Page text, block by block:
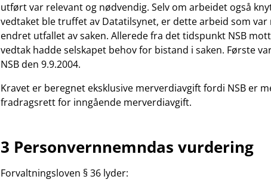
utført var relevant og nødvendig. Selv om arbeidet også
vedtaket ble truffet av Datatilsynet, er dette arbeid som
endret utfallet av saken. Allerede fra det tidspunkt NSB
vedtak hadde selskapet behov for bistand i saken. Første
NSB den 9.9.2004.
Kravet er beregnet eksklusive merverdiavgift fordi NSB er
fradragsrett for inngående merverdiavgift.
3 Personvernnemndas vurdering
Forvaltningsloven § 36 lyder: